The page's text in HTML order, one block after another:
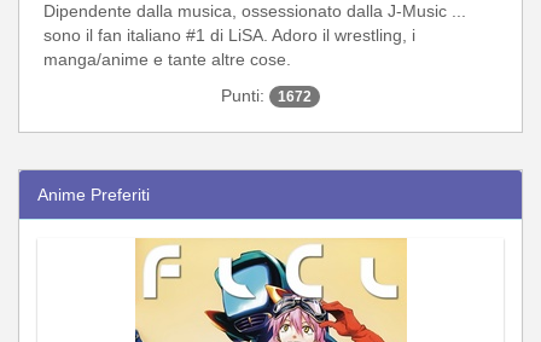
Dipendente dalla musica, ossessionato dalla J-Music ...
sono il fan italiano #1 di LiSA. Adoro il wrestling, i
manga/anime e tante altre cose.
Punti:
1672
Anime Preferiti